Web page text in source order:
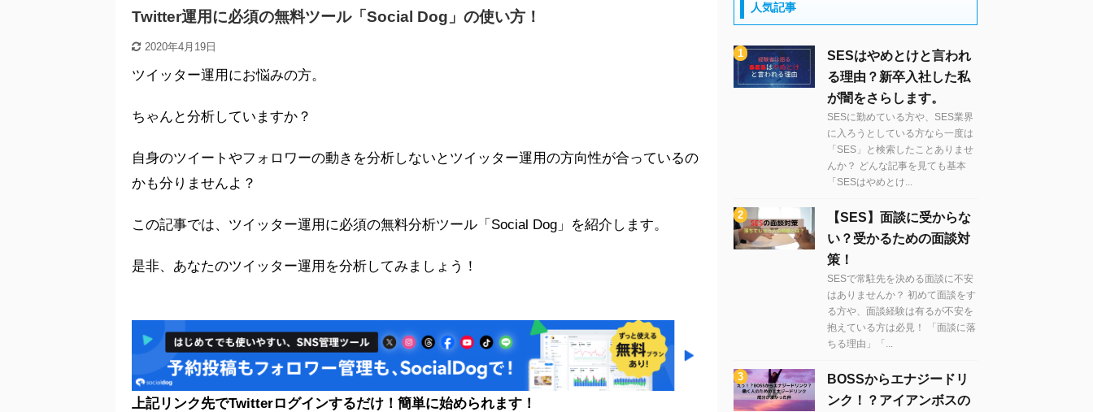
Twitter運用に必須の無料ツール「Social Dog」の使い方！
2020年4月19日
ツイッター運用にお悩みの方。
ちゃんと分析していますか？
自身のツイートやフォロワーの動きを分析しないとツイッター運用の方向性が合っているの
かも分りませんよ？
この記事では、ツイッター運用に必須の無料分析ツール「Social Dog」を紹介します。
是非、あなたのツイッター運用を分析してみましょう！
上記リンク先でTwitterログインするだけ！簡単に始められます！
人気記事
SESはやめとけと言われ
る理由？新卒入社した私
が闇をさらします。
SESに勤めている方や、SES業界
に入ろうとしている方なら一度は
「SES」と検索したことありませ
んか？ どんな記事を見ても基本
「SESはやめとけ...
【SES】面談に受からな
い？受かるための面談対
策！
SESで常駐先を決める面談に不安
はありませんか？ 初めて面談をす
る方や、面談経験は有るが不安を
抱えている方は必見！ 「面談に落
ちる理由」「...
BOSSからエナジードリ
ンク！？アイアンボスの